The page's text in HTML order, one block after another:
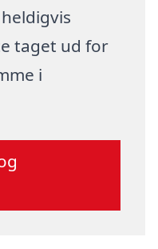
taget ud for
i